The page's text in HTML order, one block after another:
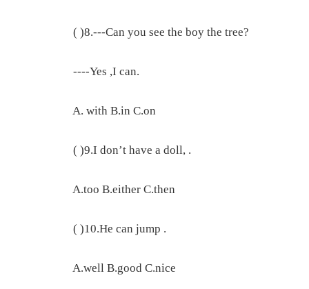
( )8.---Can you see the boy the tree?
----Yes ,I can.
A. with B.in C.on
( )9.I don’t have a doll, .
A.too B.either C.then
( )10.He can jump .
A.well B.good C.nice